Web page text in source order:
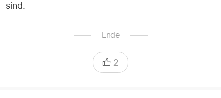
sind.
Ende
2